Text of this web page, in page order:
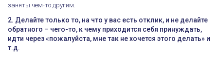
заняты чем-то другим.
2. Делайте только то, на что у вас есть отклик, и не делайте
обратного – чего-то, к чему приходится себя принуждать,
идти через «пожалуйста, мне так не хочется этого делать» и
т.д.